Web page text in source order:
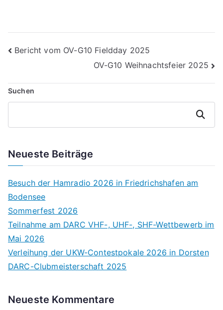
Beitragsnavigation
Bericht vom OV-G10 Fieldday 2025
OV-G10 Weihnachtsfeier 2025
Suchen
Suchen
Neueste Beiträge
Besuch der Hamradio 2026 in Friedrichshafen am
Bodensee
Sommerfest 2026
Teilnahme am DARC VHF-, UHF-, SHF-Wettbewerb im
Mai 2026
Verleihung der UKW-Contestpokale 2026 in Dorsten
DARC-Clubmeisterschaft 2025
Neueste Kommentare